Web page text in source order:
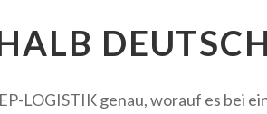
LOGISTIK genau, worauf es bei